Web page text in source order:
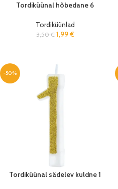
Tordiküünal hõbedane 6
Tordiküünlad
3,50€ 1,99€
-50%
Tordiküünal sädelev kuldne 1